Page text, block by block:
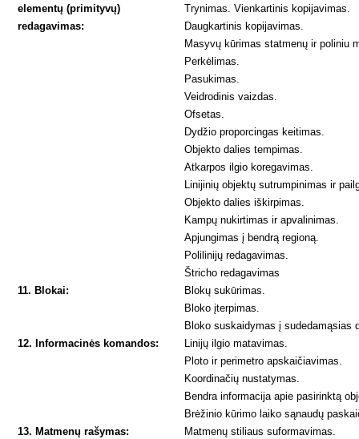
elementų (primityvų)
redagavimas:
Trynimas. Vienkartinis kopijavimas.
Daugkartinis kopijavimas.
Masyvų kūrimas statmenų ir poliniu
Perkėlimas.
Pasukimas.
Veidrodinis vaizdas.
Ofsetas.
Dydžio proporcingas keitimas.
Objekto dalies tempimas.
Atkarpos ilgio koregavimas.
Linijinių objektų sutrumpinimas ir
Objekto dalies iškirpimas.
Kampų nukirtimas ir apvalinimas.
Apjungimas į bendrą regioną.
Polilinijų redagavimas.
Štricho redagavimas
11. Blokai:
Blokų sukūrimas.
Bloko įterpimas.
Bloko suskaidymas į sudedamąsias
12. Informacinės komandos:
Linijų ilgio matavimas.
Ploto ir perimetro apskaičiavimas.
Koordinačių nustatymas.
Bendra informacija apie pasirinktą
Brėžinio kūrimo laiko sąnaudų
13. Matmenų rašymas:
Matmenų stiliaus suformavimas.